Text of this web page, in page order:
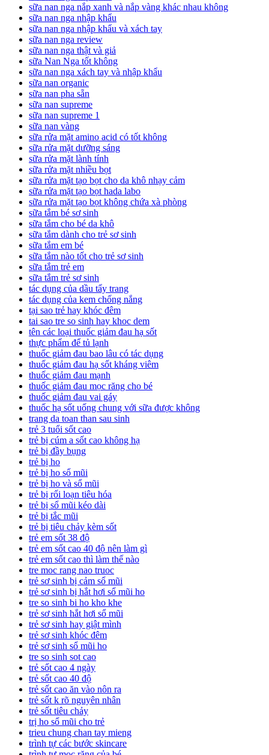
sữa nan nga nắp xanh và nắp vàng khác nhau không
sữa nan nga nhập khẩu
sữa nan nga nhập khẩu và xách tay
sữa nan nga review
sữa nan nga thật và giả
sữa Nan Nga tốt không
sữa nan nga xách tay và nhập khẩu
sữa nan organic
sữa nan pha sẵn
sữa nan supreme
sữa nan supreme 1
sữa nan vàng
sữa rửa mặt amino acid có tốt không
sữa rửa mặt dưỡng sáng
sữa rửa mặt lành tính
sữa rửa mặt nhiều bọt
sữa rửa mặt tạo bọt cho da khô nhạy cảm
sữa rửa mặt tạo bọt hada labo
sữa rửa mặt tạo bọt không chứa xà phòng
sữa tắm bé sơ sinh
sữa tắm cho bé da khô
sữa tắm dành cho trẻ sơ sinh
sữa tắm em bé
sữa tắm nào tốt cho trẻ sơ sinh
sữa tắm trẻ em
sữa tắm trẻ sơ sinh
tác dụng của dầu tẩy trang
tác dụng của kem chống nắng
tại sao trẻ hay khóc đêm
tai sao tre so sinh hay khoc dem
tên các loại thuốc giảm đau hạ sốt
thực phẩm để tủ lạnh
thuốc giảm đau bao lâu có tác dụng
thuốc giảm đau hạ sốt kháng viêm
thuốc giảm đau mạnh
thuốc giảm đau mọc răng cho bé
thuốc giảm đau vai gáy
thuốc hạ sốt uống chung với sữa được không
trang da toan than sau sinh
trẻ 3 tuổi sốt cao
trẻ bị cúm a sốt cao không hạ
trẻ bị đầy bụng
trẻ bị ho
trẻ bị ho sổ mũi
trẻ bị ho và sổ mũi
trẻ bị rối loạn tiêu hóa
trẻ bị sổ mũi kéo dài
trẻ bị tắc mũi
trẻ bị tiêu chảy kèm sốt
trẻ em sốt 38 độ
trẻ em sốt cao 40 độ nên làm gì
trẻ em sốt cao thì làm thế nào
tre moc rang nao truoc
trẻ sơ sinh bị cảm sổ mũi
trẻ sơ sinh bị hắt hơi sổ mũi ho
tre so sinh bi ho kho khe
trẻ sơ sinh hắt hơi sổ mũi
trẻ sơ sinh hay giật mình
trẻ sơ sinh khóc đêm
trẻ sơ sinh sổ mũi ho
tre so sinh sot cao
trẻ sốt cao 4 ngày
trẻ sốt cao 40 độ
trẻ sốt cao ăn vào nôn ra
trẻ sốt k rõ nguyên nhân
trẻ sốt tiêu chảy
trị ho sổ mũi cho trẻ
trieu chung chan tay mieng
trình tự các bước skincare